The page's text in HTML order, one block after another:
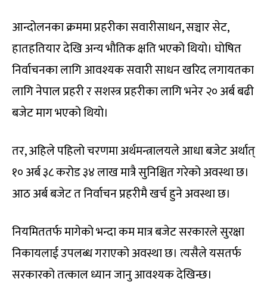
आन्दोलनका क्रममा प्रहरीका सवारीसाधन, सञ्चार सेट,
हातहतियार देखि अन्य भौतिक क्षति भएको थियो। घोषित
निर्वाचनका लागि आवश्यक सवारी साधन खरिद लगायतका
लागि नेपाल प्रहरी र सशस्त्र प्रहरीका लागि भनेर २० अर्ब बढी
बजेट माग भएको थियो।
तर, अहिले पहिलो चरणमा अर्थमन्त्रालयले आधा बजेट अर्थात्
१० अर्ब ३८ करोड ३४ लाख मात्रै सुनिश्चित गरेको अवस्था छ।
आठ अर्ब बजेट त निर्वाचन प्रहरीमै खर्च हुने अवस्था छ।
नियमिततर्फ मागेको भन्दा कम मात्र बजेट सरकारले सुरक्षा
निकायलाई उपलब्ध गराएको अवस्था छ। त्यसैले यसतर्फ
सरकारको तत्काल ध्यान जानु आवश्यक देखिन्छ।